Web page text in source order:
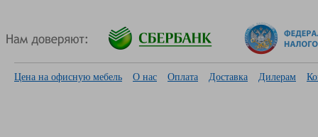
Цена на офисную мебель О нас Оплата Доставка Дилерам